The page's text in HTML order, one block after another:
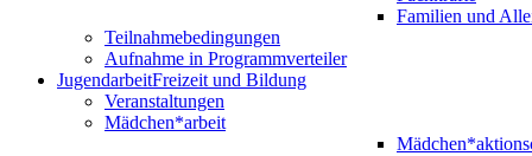
Familien und
Teilnahmebedingungen
Aufnahme in Programmverteiler
JugendarbeitFreizeit und Bildung
Veranstaltungen
Mädchen*arbeit